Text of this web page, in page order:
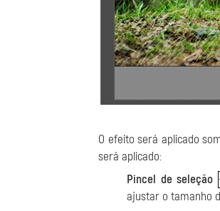
O efeito será aplicado
será aplicado:
Pincel de seleção
ajustar o tamanho